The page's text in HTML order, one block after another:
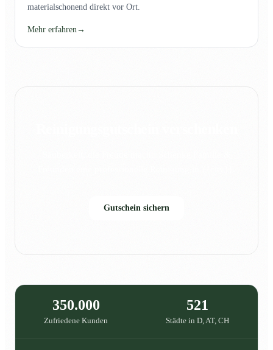
materialschonend direkt vor Ort.
Mehr erfahren→
Gutschein sichern
350.000
Zufriedene Kunden
521
Städte in D, AT, CH